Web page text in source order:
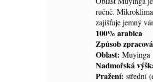
ručně.
zajišťuje jemný
100% arabica
Způsob
Oblast: Muyinga
Nadmořská
Pražení: střední